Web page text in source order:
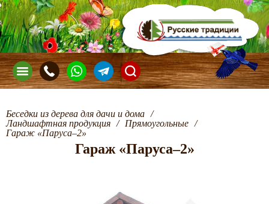
Беседки из дерева для дачи и дома /
Ландшафтная продукция / Прямоугольные /
Гараж «Паруса–2»
Гараж «Паруса–2»